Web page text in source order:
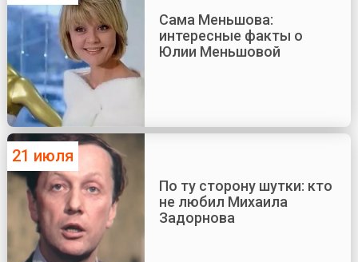
Сама Меньшова:
интересные факты о
Юлии Меньшовой
21 июля
По ту сторону шутки: кто
не любил Михаила
Задорнова